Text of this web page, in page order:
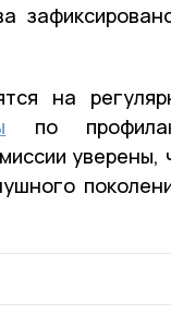
на
по